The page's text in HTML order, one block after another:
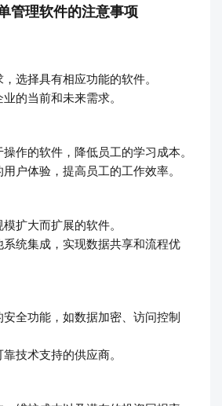
管理软件的注意事项
选择具有相应功能的软件。
的当前和未来需求。
作的软件，降低员工的学习成本。
户体验，提高员工的工作效率。
扩大而扩展的软件。
统集成，实现数据共享和流程优
全功能，如数据加密、访问控制
技术支持的供应商。